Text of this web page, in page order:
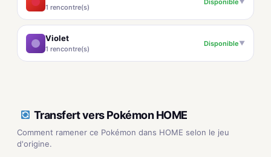
1 rencontre(s)
Violet
1 rencontre(s)
Disponible▼
Transfert vers Pokémon HOME
Comment ramener ce Pokémon dans HOME selon le jeu
d'origine.